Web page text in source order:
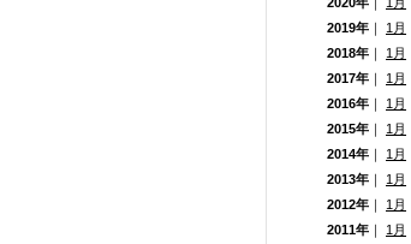
2019年 ｜ 1月
2018年 ｜ 1月
2017年 ｜ 1月
2016年 ｜ 1月
2015年 ｜ 1月
2014年 ｜ 1月
2013年 ｜ 1月
2012年 ｜ 1月
2011年 ｜ 1月